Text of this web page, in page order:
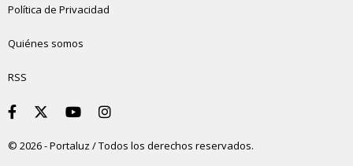
Política de Privacidad
Quiénes somos
RSS
© 2026 - Portaluz / Todos los derechos reservados.